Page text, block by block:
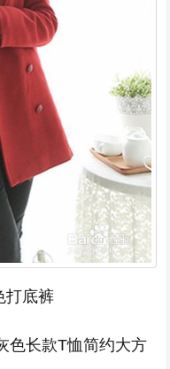
打底裤
色长款T恤简约大方